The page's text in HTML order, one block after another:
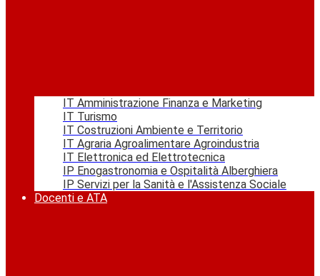
IT Amministrazione Finanza e Marketing
IT Turismo
IT Costruzioni Ambiente e Territorio
IT Agraria Agroalimentare Agroindustria
IT Elettronica ed Elettrotecnica
IP Enogastronomia e Ospitalità Alberghiera
IP Servizi per la Sanità e l'Assistenza Sociale
Docenti e ATA